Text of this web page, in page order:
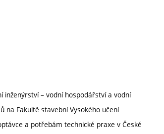
– vodní hospodářství a vodní
na Fakultě stavební Vysokého učení
a potřebám technické praxe v České